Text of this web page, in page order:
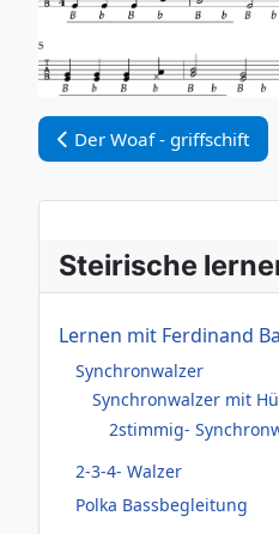
Vorheriger Beitrag: Der
Der Woaf - griffschift
Steirische
Lernen mit Ferdinand
Synchronwalzer
Synchronwalzer mit
2stimmig-
2-3-4- Walzer
Polka Bassbegleitung